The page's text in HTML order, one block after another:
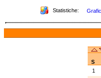
Statistiche:
S
1